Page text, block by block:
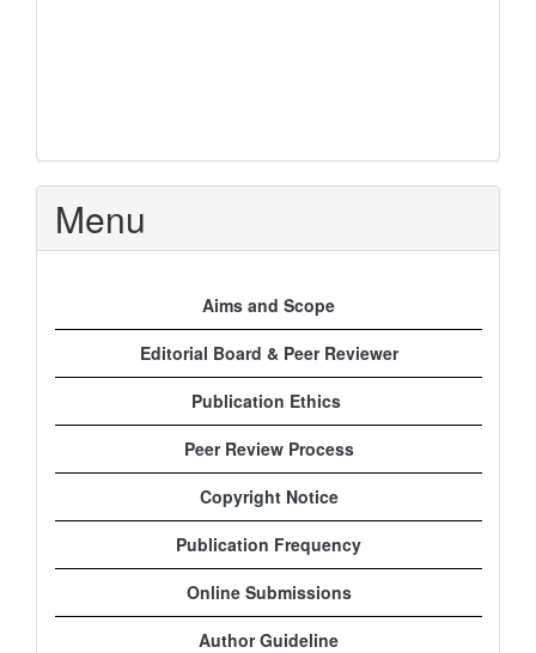
Menu
Aims and Scope
Editorial Board & Peer Reviewer
Publication Ethics
Peer Review Process
Copyright Notice
Publication Frequency
Online Submissions
Author Guideline